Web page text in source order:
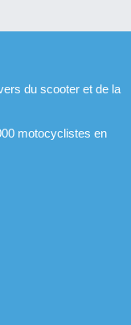
du scooter et de la
motocyclistes en